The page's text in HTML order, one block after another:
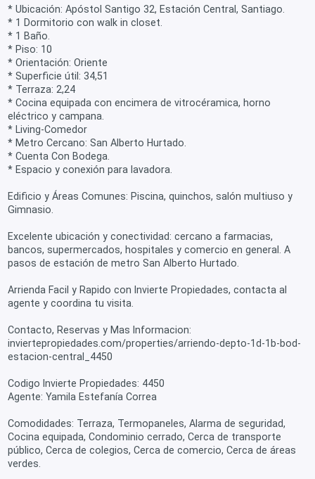
* Ubicación: Apóstol Santigo 32, Estación Central, Santiago.
* 1 Dormitorio con walk in closet.
* 1 Baño.
* Piso: 10
* Orientación: Oriente
* Superficie útil: 34,51
* Terraza: 2,24
* Cocina equipada con encimera de vitrocéramica, horno
eléctrico y campana.
* Living-Comedor
* Metro Cercano: San Alberto Hurtado.
* Cuenta Con Bodega.
* Espacio y conexión para lavadora.
Edificio y Áreas Comunes: Piscina, quinchos, salón multiuso y
Gimnasio.
Excelente ubicación y conectividad: cercano a farmacias,
bancos, supermercados, hospitales y comercio en general. A
pasos de estación de metro San Alberto Hurtado.
Arrienda Facil y Rapido con Invierte Propiedades, contacta al
agente y coordina tu visita.
Contacto, Reservas y Mas Informacion:
inviertepropiedades.com/properties/arriendo-depto-1d-1b-bod-
estacion-central_4450
Codigo Invierte Propiedades: 4450
Agente: Yamila Estefanía Correa
Comodidades: Terraza, Termopaneles, Alarma de seguridad,
Cocina equipada, Condominio cerrado, Cerca de transporte
público, Cerca de colegios, Cerca de comercio, Cerca de áreas
verdes.